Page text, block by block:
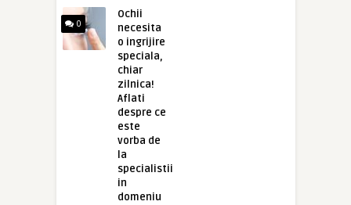
0
Ochii
necesita
o ingrijire
speciala,
chiar
zilnica!
Aflati
despre ce
este
vorba de
la
specialistii
in
domeniu